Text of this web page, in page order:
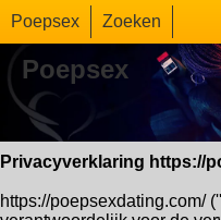
Poepsex Zoeken
Poepsex
Privacyverklaring https://
https://poepsexdating.com/